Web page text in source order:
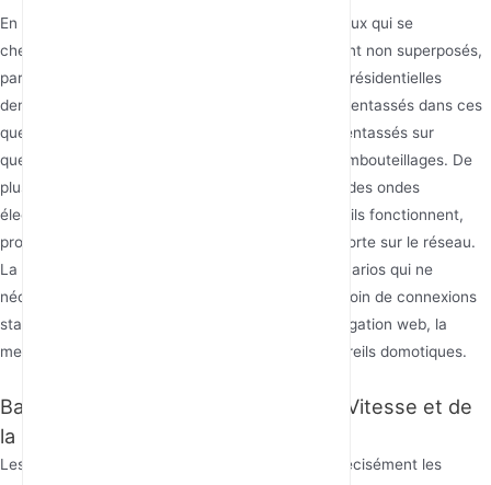
En Chine, la bande 2.4GHz est divisée en 13 canaux qui se
chevauchent, mais seulement trois sont réellement non superposés,
par exemple les canaux 1, 6 et 11. Dans les zones résidentielles
densément peuplées, de nombreux routeurs sont entassés dans ces
quelques canaux, tout comme trop de véhicules entassés sur
quelques voies, provoquant inévitablement des embouteillages. De
plus, les fours à micro-ondes domestiques fuient des ondes
électromagnétiques dans la bande 2.4GHz lorsqu'ils fonctionnent,
provoquant une interférence momentanée mais forte sur le réseau.
La bande 2.4GHz est donc plus adaptée aux scénarios qui ne
nécessitent pas de vitesses élevées mais ont besoin de connexions
stables et d'une large couverture, tels que la navigation web, la
messagerie instantanée et les connexions d'appareils domotiques.
Bande 5GHz : L'Épitome de la Haute Vitesse et de
la Faible Latence
Les avantages de la bande 5GHz compensent précisément les